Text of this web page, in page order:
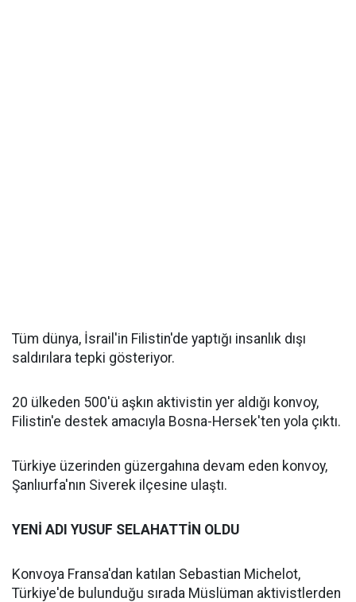
Tüm dünya, İsrail'in Filistin'de yaptığı insanlık dışı
saldırılara tepki gösteriyor.
20 ülkeden 500'ü aşkın aktivistin yer aldığı konvoy,
Filistin'e destek amacıyla Bosna-Hersek'ten yola çıktı.
Türkiye üzerinden güzergahına devam eden konvoy,
Şanlıurfa'nın Siverek ilçesine ulaştı.
YENİ ADI YUSUF SELAHATTİN OLDU
Konvoya Fransa'dan katılan Sebastian Michelot,
Türkiye'de bulunduğu sırada Müslüman aktivistlerden